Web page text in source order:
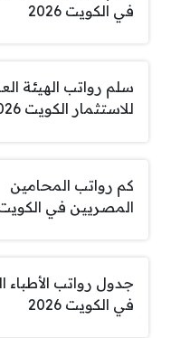
في الكويت 2026
سلم رواتب الهيئة
للاستثمار الكويت 2026
كم رواتب المحامين
المصريين في الكويت
جدول رواتب الأطباء
في الكويت 2026